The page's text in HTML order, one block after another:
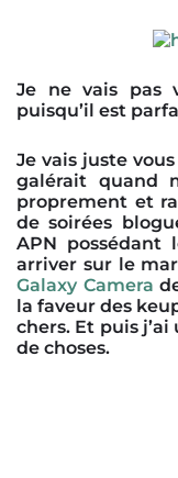
Je ne vais pas
puisqu’il est
Je vais juste
galérait quand
proprement et
de soirées
APN possédant
arriver sur le
Galaxy Camera
la faveur des
chers. Et puis
de choses.